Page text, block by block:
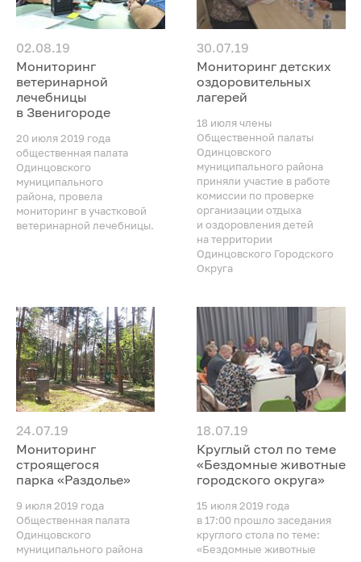
02.08.19
Мониторинг
ветеринарной
лечебницы
в Звенигороде
20 июля 2019 года
общественная палата
Одинцовского
муниципального
района, провела
мониторинг в участковой
ветеринарной лечебницы.
30.07.19
Мониторинг детских
оздоровительных
лагерей
18 июля члены
Общественной палаты
Одинцовского
муниципального района
приняли участие в работе
комиссии по проверке
организации отдыха
и оздоровления детей
на территории
Одинцовского Городского
Округа
24.07.19
Мониторинг
строящегося
парка «Раздолье»
9 июля 2019 года
Общественная палата
Одинцовского
муниципального района
18.07.19
Круглый стол по теме
«Бездомные животные
городского округа»
15 июля 2019 года
в 17:00 прошло заседания
круглого стола по теме:
«Бездомные животные